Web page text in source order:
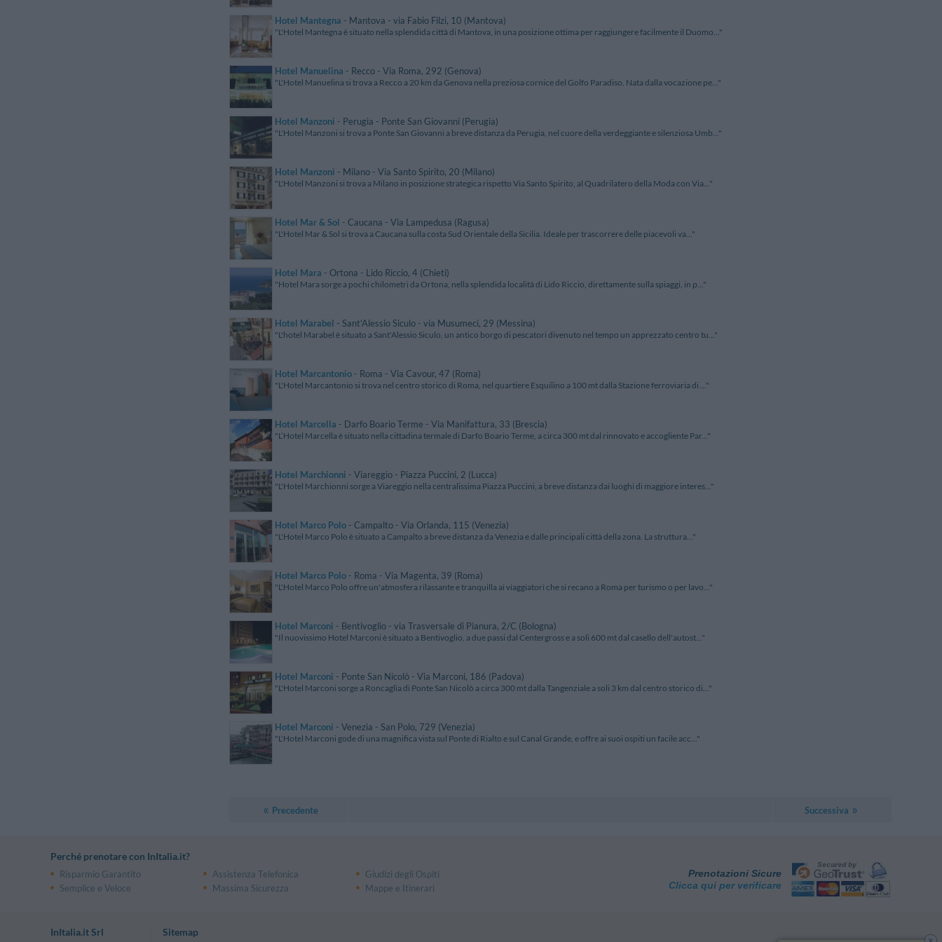
Hotel Mantegna - Mantova - via Fabio Filzi, 10 (Mantova)
"L'Hotel Mantegna è situato nella splendida città di Mantova, in una posizione ottima per raggiungere facilmente il Duomo..."
Hotel Manuelina - Recco - Via Roma, 292 (Genova)
"L'Hotel Manuelina si trova a Recco a 20 km da Genova nella preziosa cornice del Golfo Paradiso. Nata dalla vocazione pe..."
Hotel Manzoni - Perugia - Ponte San Giovanni (Perugia)
"L'Hotel Manzoni si trova a Ponte San Giovanni a breve distanza da Perugia, nel cuore della verdeggiante e silenziosa Umb..."
Hotel Manzoni - Milano - Via Santo Spirito, 20 (Milano)
"L'Hotel Manzoni si trova a Milano in posizione strategica rispetto Via Santo Spirito, al Quadrilatero della Moda con Via..."
Hotel Mar & Sol - Caucana - Via Lampedusa (Ragusa)
"L'Hotel Mar & Sol si trova a Caucana sulla costa Sud Orientale della Sicilia. Ideale per trascorrere delle piacevoli va..."
Hotel Mara - Ortona - Lido Riccio, 4 (Chieti)
"Hotel Mara sorge a pochi chilometri da Ortona, nella splendida località di Lido Riccio, direttamente sulla spiaggi, in p..."
Hotel Marabel - Sant'Alessio Siculo - via Musumeci, 29 (Messina)
"L'hotel Marabel è situato a Sant'Alessio Siculo, un antico borgo di pescatori divenuto nel tempo un apprezzato centro tu..."
Hotel Marcantonio - Roma - Via Cavour, 47 (Roma)
"L'Hotel Marcantonio si trova nel centro storico di Roma, nel quartiere Esquilino a 100 mt dalla Stazione ferroviaria di ..."
Hotel Marcella - Darfo Boario Terme - Via Manifattura, 33 (Brescia)
"L’Hotel Marcella è situato nella cittadina termale di Darfo Boario Terme, a circa 300 mt dal rinnovato e accogliente Par..."
Hotel Marchionni - Viareggio - Piazza Puccini, 2 (Lucca)
"L'Hotel Marchionni sorge a Viareggio nella centralissima Piazza Puccini, a breve distanza dai luoghi di maggiore interes..."
Hotel Marco Polo - Campalto - Via Orlanda, 115 (Venezia)
"L'Hotel Marco Polo è situato a Campalto a breve distanza da Venezia e dalle principali città della zona. La struttura..."
Hotel Marco Polo - Roma - Via Magenta, 39 (Roma)
"L'Hotel Marco Polo offre un'atmosfera rilassante e tranquilla ai viaggiatori che si recano a Roma per turismo o per lavo..."
Hotel Marconi - Bentivoglio - via Trasversale di Pianura, 2/C (Bologna)
"Il nuovissimo Hotel Marconi è situato a Bentivoglio, a due passi dal Centergross e a soli 600 mt dal casello dell'autost..."
Hotel Marconi - Ponte San Nicolò - Via Marconi, 186 (Padova)
"L'Hotel Marconi sorge a Roncaglia di Ponte San Nicolò a circa 300 mt dalla Tangenziale a soli 3 km dal centro storico di..."
Hotel Marconi - Venezia - San Polo, 729 (Venezia)
"L'Hotel Marconi gode di una magnifica vista sul Ponte di Rialto e sul Canal Grande, e offre ai suoi ospiti un facile acc..."
Precedente Successiva
Perché prenotare con InItalia.it?
Risparmio Garantito Assistenza Telefonica
Giudizi degli Ospiti
Semplice e Veloce
Massima Sicurezza Mappe e Itinerari
Prenotazioni Sicure
Clicca qui per verificare
InItalia.it Srl Sitemap
x